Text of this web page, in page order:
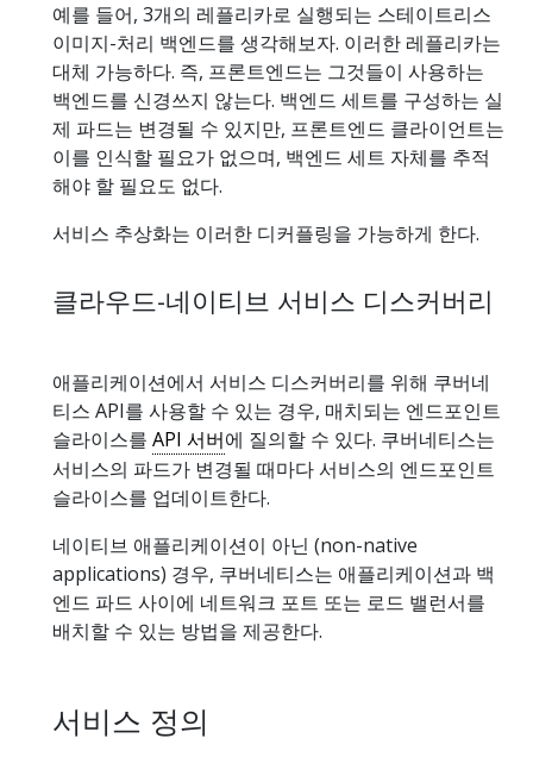
예를 들어, 3개의 레플리카로 실행되는 스테이트리스
이미지-처리 백엔드를 생각해보자. 이러한 레플리카는
대체 가능하다. 즉, 프론트엔드는 그것들이 사용하는
백엔드를 신경쓰지 않는다. 백엔드 세트를 구성하는 실
제 파드는 변경될 수 있지만, 프론트엔드 클라이언트는
이를 인식할 필요가 없으며, 백엔드 세트 자체를 추적
해야 할 필요도 없다.
서비스 추상화는 이러한 디커플링을 가능하게 한다.
클라우드-네이티브 서비스 디스커버리
애플리케이션에서 서비스 디스커버리를 위해 쿠버네
티스 API를 사용할 수 있는 경우, 매치되는 엔드포인트
슬라이스를 API 서버에 질의할 수 있다. 쿠버네티스는
서비스의 파드가 변경될 때마다 서비스의 엔드포인트
슬라이스를 업데이트한다.
네이티브 애플리케이션이 아닌 (non-native
applications) 경우, 쿠버네티스는 애플리케이션과 백
엔드 파드 사이에 네트워크 포트 또는 로드 밸런서를
배치할 수 있는 방법을 제공한다.
서비스 정의